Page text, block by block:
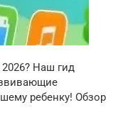
Наш гид
ребенку! Обзор